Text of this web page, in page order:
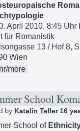
April 2010, 8:45 Uhr
für Romanistik
13 / Hof 8,
Wien
more
School
by Katalin Teller16
School of